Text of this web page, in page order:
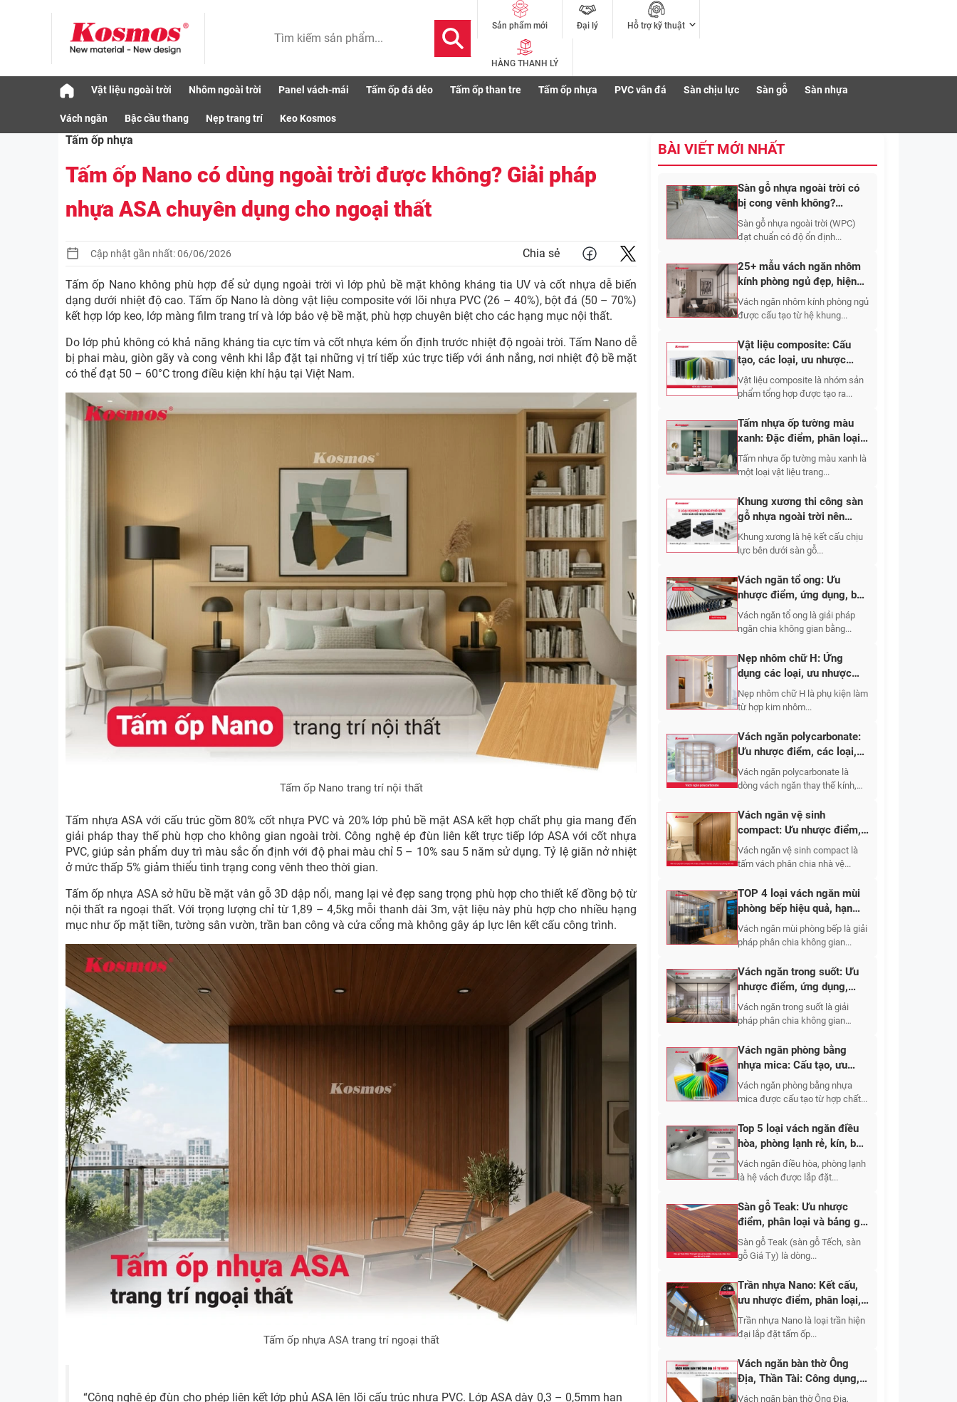
Sản phẩm mới Đại lý Hỗ trợ kỹ thuật
HÀNG THANH LÝ
Vật liệu ngoài trời Nhôm ngoài trời Panel vách-mái Tấm ốp đá dẻo Tấm ốp than tre Tấm ốp nhựa PVC vân đá Sàn chịu lực Sàn gỗ Sàn nhựa
Vách ngăn Bậc cầu thang Nẹp trang trí Keo Kosmos
Tấm ốp nhựa
Tấm ốp Nano có dùng ngoài trời được không? Giải pháp
nhựa ASA chuyên dụng cho ngoại thất
Cập nhật gần nhất: 06/06/2026 Chia sẻ
Tấm ốp Nano không phù hợp để sử dụng ngoài trời vì lớp phủ bề mặt không kháng tia UV và cốt nhựa dễ biến
dạng dưới nhiệt độ cao. Tấm ốp Nano là dòng vật liệu composite với lõi nhựa PVC (26 – 40%), bột đá (50 – 70%)
kết hợp lớp keo, lớp màng film trang trí và lớp bảo vệ bề mặt, phù hợp chuyên biệt cho các hạng mục nội thất.
Do lớp phủ không có khả năng kháng tia cực tím và cốt nhựa kém ổn định trước nhiệt độ ngoài trời. Tấm Nano dễ
bị phai màu, giòn gãy và cong vênh khi lắp đặt tại những vị trí tiếp xúc trực tiếp với ánh nắng, nơi nhiệt độ bề mặt
có thể đạt 50 – 60°C trong điều kiện khí hậu tại Việt Nam.
Tấm ốp Nano trang trí nội thất
Tấm nhựa ASA với cấu trúc gồm 80% cốt nhựa PVC và 20% lớp phủ bề mặt ASA kết hợp chất phụ gia mang đến
giải pháp thay thế phù hợp cho không gian ngoài trời. Công nghệ ép đùn liên kết trực tiếp lớp ASA với cốt nhựa
PVC, giúp sản phẩm duy trì màu sắc ổn định với độ phai màu chỉ 5 – 10% sau 5 năm sử dụng. Tỷ lệ giãn nở nhiệt
ở mức thấp 5% giảm thiểu tình trạng cong vênh theo thời gian.
Tấm ốp nhựa ASA sở hữu bề mặt vân gỗ 3D dập nổi, mang lại vẻ đẹp sang trọng phù hợp cho thiết kế đồng bộ từ
nội thất ra ngoại thất. Với trọng lượng chỉ từ 1,89 – 4,5kg mỗi thanh dài 3m, vật liệu này phù hợp cho nhiều hạng
mục như ốp mặt tiền, tường sân vườn, trần ban công và cửa cổng mà không gây áp lực lên kết cấu công trình.
Tấm ốp nhựa ASA trang trí ngoại thất
“Công nghệ ép đùn cho phép liên kết lớp phủ ASA lên lõi cấu trúc nhựa PVC. Lớp ASA dày 0,3 – 0,5mm hạn
BÀI VIẾT MỚI NHẤT
Sàn gỗ nhựa ngoài trời có
bị cong vênh không?
Nguyên nhân và cách hạn
chế
Sàn gỗ nhựa ngoài trời (WPC)
đạt chuẩn có độ ổn định...
25+ mẫu vách ngăn nhôm
kính phòng ngủ đẹp, hiện
đại và sang trọng
Vách ngăn nhôm kính phòng ngủ
được cấu tạo từ hệ khung...
Vật liệu composite: Cấu
tạo, các loại, ưu nhược
điểm, ứng dụng 2026
Vật liệu composite là nhóm sản
phẩm tổng hợp được tạo ra...
Tấm nhựa ốp tường màu
xanh: Đặc điểm, phân loại,
mẫu đẹp & giá
Tấm nhựa ốp tường màu xanh là
một loại vật liệu trang...
Khung xương thi công sàn
gỗ nhựa ngoài trời nên
chọn vật liệu nào và bố trí
khoảng cách bao nhiêu?
Khung xương là hệ kết cấu chịu
lực bên dưới sàn gỗ...
Vách ngăn tổ ong: Ưu
nhược điểm, ứng dụng, báo
giá chi tiết 2026
Vách ngăn tổ ong là giải pháp
ngăn chia không gian bằng...
Nẹp nhôm chữ H: Ứng
dụng các loại, ưu nhược
điểm, báo giá 2026
Nẹp nhôm chữ H là phụ kiện làm
từ hợp kim nhôm...
Vách ngăn polycarbonate:
Ưu nhược điểm, các loại,
ứng dụng 2026
Vách ngăn polycarbonate là
dòng vách ngăn thay thế kính,
Vách ngăn vệ sinh
compact: Ưu nhược điểm,
báo giá các loại 2026
Vách ngăn vệ sinh compact là
tấm vách phân chia nhà vệ...
TOP 4 loại vách ngăn mùi
phòng bếp hiệu quả, hạn
chế bám bẩn
Vách ngăn mùi phòng bếp là giải
pháp phân chia không gian...
Vách ngăn trong suốt: Ưu
nhược điểm, ứng dụng,
phân loại 2026
Vách ngăn trong suốt là giải
pháp phân chia không gian
Vách ngăn phòng bằng
nhựa mica: Cấu tạo, ưu
nhược điểm, báo giá 2026
Vách ngăn phòng bằng nhựa
mica được cấu tạo từ hợp chất...
Top 5 loại vách ngăn điều
hòa, phòng lạnh rẻ, kín, bền
2026
Vách ngăn điều hòa, phòng lạnh
là hệ vách được lắp đặt...
Sàn gỗ Teak: Ưu nhược
điểm, phân loại và bảng giá
thi công mới nhất?
Sàn gỗ Teak (sàn gỗ Tếch, sàn
gỗ Giá Tỵ) là dòng...
Trần nhựa Nano: Kết cấu,
ưu nhược điểm, phân loại,
cập nhật báo giá 2026
Trần nhựa Nano là loại trần hiện
đại lắp đặt tấm ốp...
Vách ngăn bàn thờ Ông
Địa, Thần Tài: Công dụng,
10+ mẫu đẹp 2026
Vách ngăn bàn thờ Ông Địa,